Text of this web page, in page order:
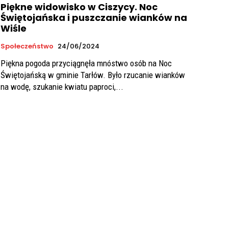
Piękne widowisko w Ciszycy. Noc
Świętojańska i puszczanie wianków na
Wiśle
Społeczeństwo 24/06/2024
Piękna pogoda przyciągnęła mnóstwo osób na Noc
Świętojańską w gminie Tarłów. Było rzucanie wianków
na wodę, szukanie kwiatu paproci,...